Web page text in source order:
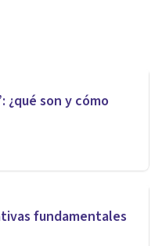
¿qué son y cómo
fundamentales